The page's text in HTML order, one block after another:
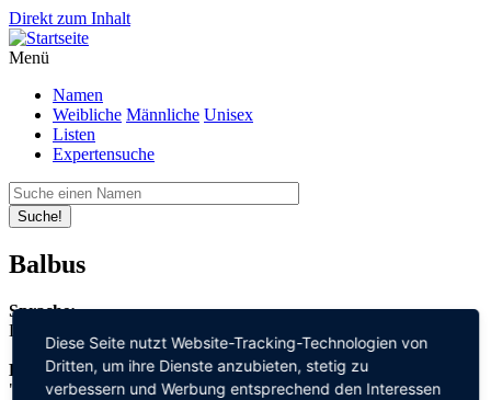
Direkt zum Inhalt
Menü
Namen
Weibliche Männliche Unisex
Listen
Expertensuche
Suche!
Balbus
Sprache:
Latein
Bedeutung:
"stammelnd"
Diese Seite nutzt Website-Tracking-Technologien von
Dritten, um ihre Dienste anzubieten, stetig zu
verbessern und Werbung entsprechend den Interessen